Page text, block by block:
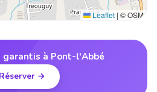
Leaflet | © OSM
à Pont-l'Abbé
Réserver →